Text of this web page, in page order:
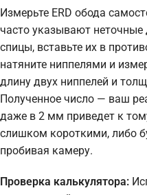
Измерьте ERD обода
часто указывают
спицы, вставьте их в
натяните ниппелями и
длину двух ниппелей и
Полученное число — ваш
даже в 2 мм приведет к
слишком короткими, либо
пробивая камеру.
Проверка калькулятора: